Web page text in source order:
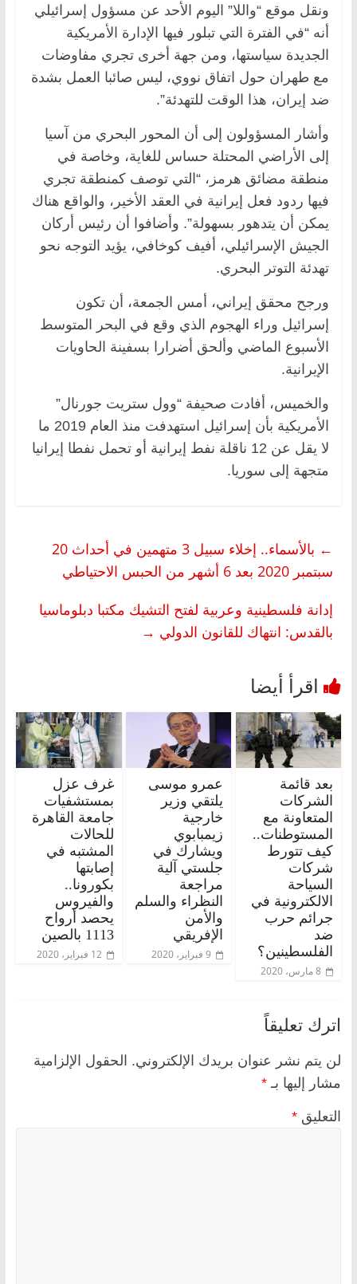
ونقل موقع “واللا” اليوم الأحد عن مسؤول إسرائيلي
أنه “في الفترة التي تبلور فيها الإدارة الأمريكية
الجديدة سياستها، ومن جهة أخرى تجري مفاوضات
مع طهران حول اتفاق نووي، ليس صائبا العمل بشدة
ضد إيران، هذا الوقت للتهدئة”.
وأشار المسؤولون إلى أن المحور البحري من آسيا
إلى الأراضي المحتلة حساس للغاية، وخاصة في
منطقة مضائق هرمز، “التي توصف كمنطقة تجري
فيها ردود فعل إيرانية في العقد الأخير، والواقع هناك
يمكن أن يتدهور بسهولة”. وأضافوا أن رئيس أركان
الجيش الإسرائيلي، أفيف كوخافي، يؤيد التوجه نحو
تهدئة التوتر البحري.
ورجح محقق إيراني، أمس الجمعة، أن تكون
إسرائيل وراء الهجوم الذي وقع في البحر المتوسط
الأسبوع الماضي وألحق أضرارا بسفينة الحاويات
الإيرانية.
والخميس، أفادت صحيفة “وول ستريت جورنال”
الأمريكية بأن إسرائيل استهدفت منذ العام 2019 ما
لا يقل عن 12 ناقلة نفط إيرانية أو تحمل نفطا إيرانيا
متجهة إلى سوريا.
←
بالأسماء.. إخلاء سبيل 3 متهمين في أحداث 20
سبتمبر 2020 بعد 6 أشهر من الحبس الاحتياطي
إدانة فلسطينية وعربية لفتح التشيك مكتبا دبلوماسيا
بالقدس: انتهاك للقانون الدولي →
بعد قائمة
الشركات
المتعاونة مع
المستوطنات..
كيف تتورط
شركات
السياحة
الالكترونية في
جرائم حرب
ضد
الفلسطينين؟
8 مارس، 2020
عمرو موسى
يلتقي وزير
خارجية
زيمبابوي
ويشارك في
جلستي آلية
مراجعة
النظراء والسلم
والأمن
الإفريقي
9 فبراير، 2020
غرف عزل
بمستشفيات
جامعة القاهرة
للحالات
المشتبه في
إصابتها
بكورونا..
والفيروس
يحصد أرواح
1113 بالصين
12 فبراير، 2020
اترك تعليقاً
لن يتم نشر عنوان بريدك الإلكتروني. الحقول الإلزامية
مشار إليها بـ *
التعليق *